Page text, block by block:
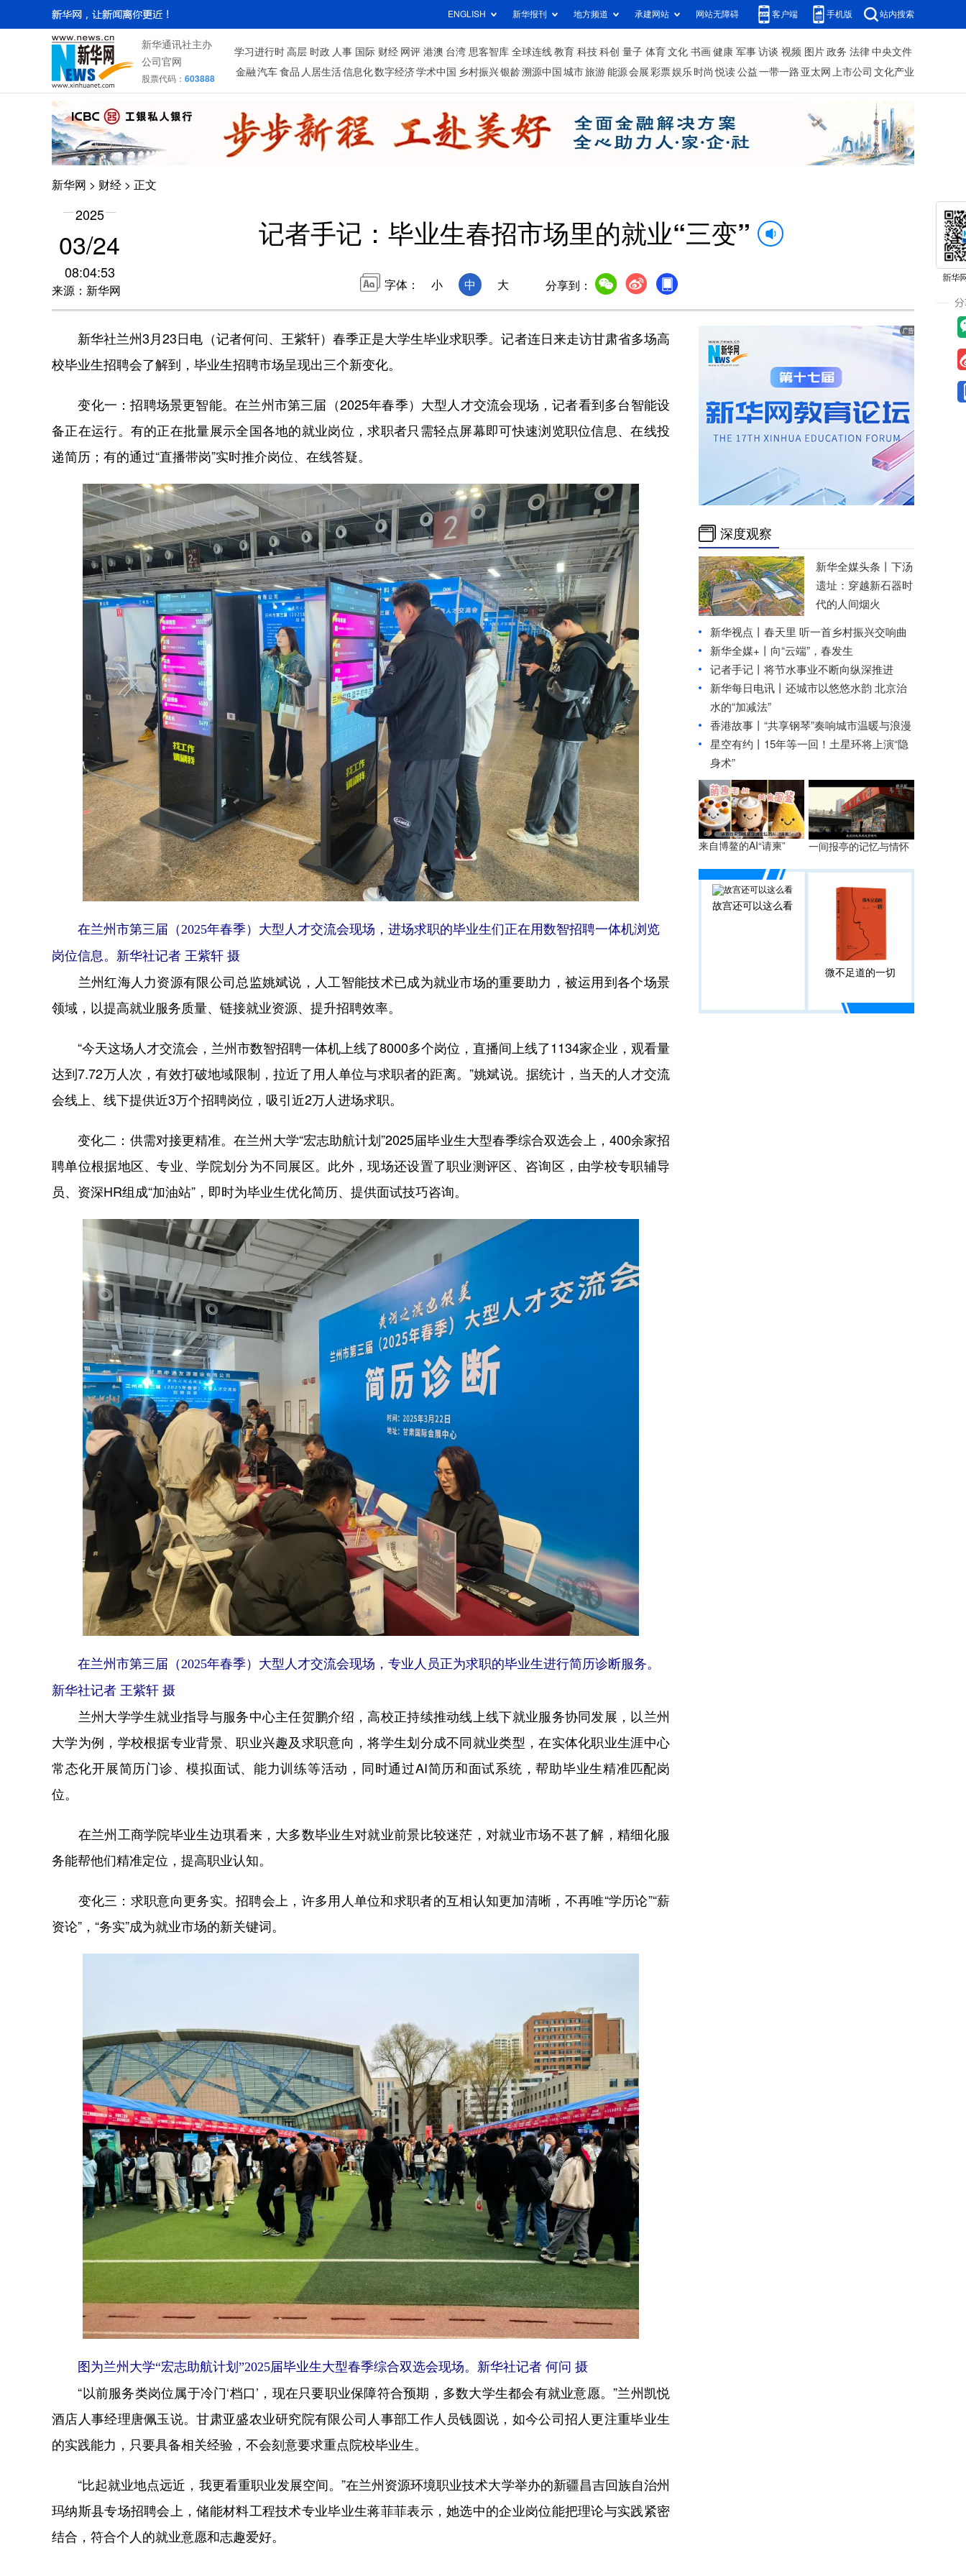
ENGLISH 新华报刊 地方频道 承建网站 网站无障碍 客户端 手机版 站内搜索
新华通讯社主办
公司官网
股票代码： 603888
学习进行时 高层 时政 人事 国际 财经 网评 港澳 台湾 思客智库 全球连线 教育 科技 科创 量子 体育 文化 书画 健康 军事 访谈 视频 图片 政务 法律 中央文件
金融 汽车 食品 人居生活信息化数字经济学术中国 乡村振兴银龄溯源中国 城市旅游 能源 会展 彩票娱乐 时尚 悦读 公益 一带一路 亚太网 上市公司 文化产业
新华网 > 财经 > 正文
2025
03/24
08:04:53
来源：新华网
记者手记：毕业生春招市场里的就业“三变”
字体： 小 中 大 分享到：
新华社兰州3月23日电（记者何问、王紫轩）春季正是大学生毕业求职季。记者连日来走访甘肃省多场高
校毕业生招聘会了解到，毕业生招聘市场呈现出三个新变化。
变化一：招聘场景更智能。在兰州市第三届（2025年春季）大型人才交流会现场，记者看到多台智能设
备正在运行。有的正在批量展示全国各地的就业岗位，求职者只需轻点屏幕即可快速浏览职位信息、在线投
递简历；有的通过“直播带岗”实时推介岗位、在线答疑。
在兰州市第三届（2025年春季）大型人才交流会现场，进场求职的毕业生们正在用数智招聘一体机浏览
岗位信息。新华社记者 王紫轩 摄
兰州红海人力资源有限公司总监姚斌说，人工智能技术已成为就业市场的重要助力，被运用到各个场景
领域，以提高就业服务质量、链接就业资源、提升招聘效率。
“今天这场人才交流会，兰州市数智招聘一体机上线了8000多个岗位，直播间上线了1134家企业，观看量
达到7.72万人次，有效打破地域限制，拉近了用人单位与求职者的距离。”姚斌说。据统计，当天的人才交流
会线上、线下提供近3万个招聘岗位，吸引近2万人进场求职。
变化二：供需对接更精准。在兰州大学“宏志助航计划”2025届毕业生大型春季综合双选会上，400余家招
聘单位根据地区、专业、学院划分为不同展区。此外，现场还设置了职业测评区、咨询区，由学校专职辅导
员、资深HR组成“加油站”，即时为毕业生优化简历、提供面试技巧咨询。
在兰州市第三届（2025年春季）大型人才交流会现场，专业人员正为求职的毕业生进行简历诊断服务。
新华社记者 王紫轩 摄
兰州大学学生就业指导与服务中心主任贺鹏介绍，高校正持续推动线上线下就业服务协同发展，以兰州
大学为例，学校根据专业背景、职业兴趣及求职意向，将学生划分成不同就业类型，在实体化职业生涯中心
常态化开展简历门诊、模拟面试、能力训练等活动，同时通过AI简历和面试系统，帮助毕业生精准匹配岗
位。
在兰州工商学院毕业生边琪看来，大多数毕业生对就业前景比较迷茫，对就业市场不甚了解，精细化服
务能帮他们精准定位，提高职业认知。
变化三：求职意向更务实。招聘会上，许多用人单位和求职者的互相认知更加清晰，不再唯“学历论”“薪
资论”，“务实”成为就业市场的新关键词。
图为兰州大学“宏志助航计划”2025届毕业生大型春季综合双选会现场。新华社记者 何问 摄
“以前服务类岗位属于冷门‘档口’，现在只要职业保障符合预期，多数大学生都会有就业意愿。”兰州凯悦
酒店人事经理唐佩玉说。甘肃亚盛农业研究院有限公司人事部工作人员钱圆说，如今公司招人更注重毕业生
的实践能力，只要具备相关经验，不会刻意要求重点院校毕业生。
“比起就业地点远近，我更看重职业发展空间。”在兰州资源环境职业技术大学举办的新疆昌吉回族自治州
玛纳斯县专场招聘会上，储能材料工程技术专业毕业生蒋菲菲表示，她选中的企业岗位能把理论与实践紧密
结合，符合个人的就业意愿和志趣爱好。
深度观察
新华全媒头条丨 下汤
遗址：穿越新石器时
代的人间烟火
新华视点丨 春天里 听一首乡村振兴交响曲
新华全媒+丨 向“云端”，春发生
记者手记丨将节水事业不断向纵深推进
新华每日电讯丨 还城市以悠悠水韵 北京治
水的“加减法”
香港故事丨“共享钢琴”奏响城市温暖与浪漫
星空有约丨 15年等一回！土星环将上演“隐
身术”
来自博鳌的AI“请柬” 一间报亭的记忆与情怀
故宫还可以这么看
微不足道的一切